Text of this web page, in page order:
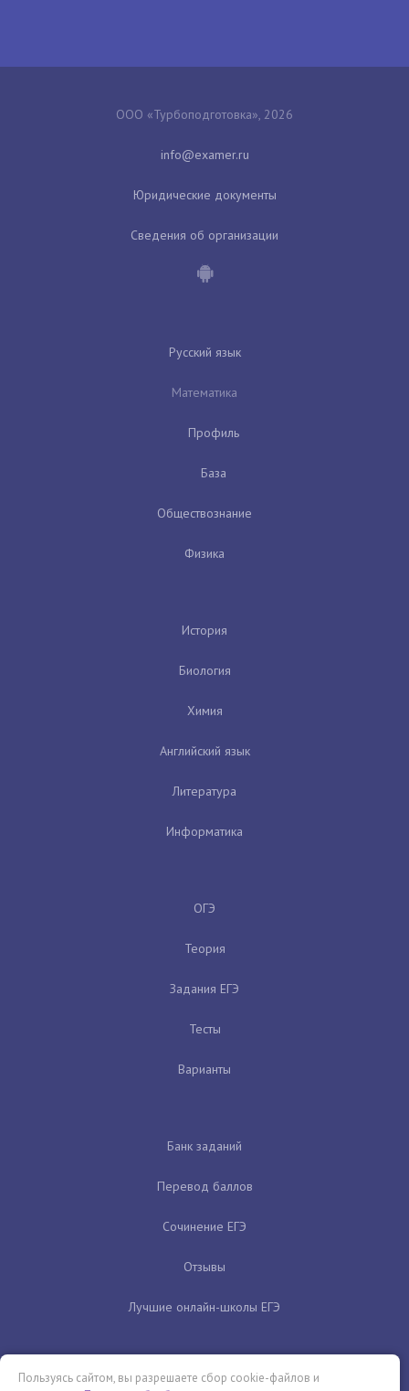
ООО «Турбоподготовка», 2026
Юридические документы
Сведения об организации
Русский язык
Математика
Профиль
База
Обществознание
Физика
История
Биология
Химия
Английский язык
Литература
Информатика
ОГЭ
Теория
Задания ЕГЭ
Тесты
Варианты
Банк заданий
Перевод баллов
Сочинение ЕГЭ
Отзывы
Лучшие онлайн-школы ЕГЭ
Пользуясь сайтом, вы разрешаете сбор cookie-файлов и